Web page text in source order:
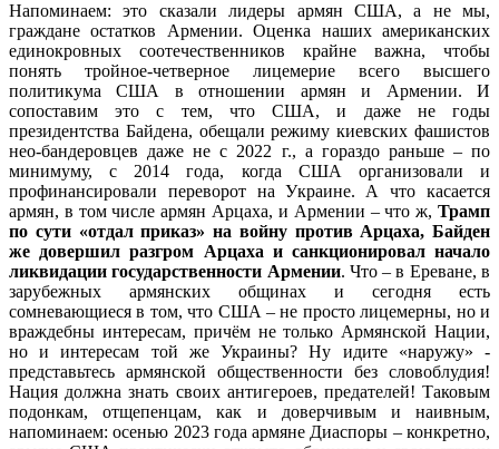
Напоминаем: это сказали лидеры армян США, а не мы,
граждане остатков Армении. Оценка наших американских
единокровных соотечественников крайне важна, чтобы
понять тройное-четверное лицемерие всего высшего
политикума США в отношении армян и Армении. И
сопоставим это с тем, что США, и даже не годы
президентства Байдена, обещали режиму киевских фашистов
нео-бандеровцев даже не с 2022 г., а гораздо раньше – по
минимуму, с 2014 года, когда США организовали и
профинансировали переворот на Украине. А что касается
армян, в том числе армян Арцаха, и Армении – что ж, Трамп
по сути «отдал приказ» на войну против Арцаха, Байден
же довершил разгром Арцаха и санкционировал начало
ликвидации государственности Армении. Что – в Ереване, в
зарубежных армянских общинах и сегодня есть
сомневающиеся в том, что США – не просто лицемерны, но и
враждебны интересам, причём не только Армянской Нации,
но и интересам той же Украины? Ну идите «наружу» -
представьтесь армянской общественности без словоблудия!
Нация должна знать своих антигероев, предателей! Таковым
подонкам, отщепенцам, как и доверчивым и наивным,
напоминаем: осенью 2023 года армяне Диаспоры – конкретно,